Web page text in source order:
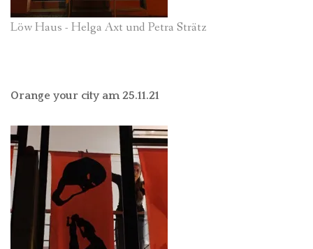
Löw Haus - Helga Axt und Petra Strätz
Orange your city am 25.11.21